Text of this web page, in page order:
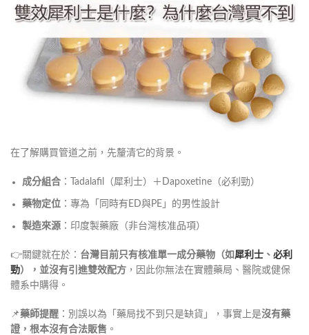
在了解購買管道之前，先釐清它的背景。
成分組合 ：Tadalafil（犀利士）＋Dapoxetine（必利勁）
藥物定位 ：專為「同時有ED與PE」的男性設計
製造來源 ：印度製藥廠（非台灣核准品項）
👉關鍵就在於： 台灣目前只有核准單一成分藥物（如 犀利士 、 必利
勁），並沒有引進雙效配方 ，因此你無法在實體藥局、醫院或健保
體系中購得。
📌藥師提醒 ：別誤以為「藥局找不到只是缺貨」，事實上是沒有藥
證，根本沒有合法販售 。